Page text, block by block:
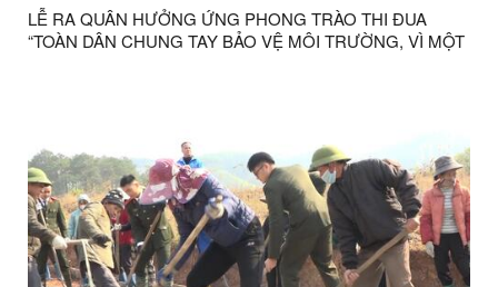
LỄ RA QUÂN HƯỞNG ỨNG PHONG TRÀO THI ĐUA
“TOÀN DÂN CHUNG TAY BẢO VỆ MÔI TRƯỜNG, VÌ MỘT